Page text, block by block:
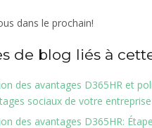
dans le prochain!
de blog liés à
des avantages D365HR et
sociaux de votre entreprise
des avantages D365HR: